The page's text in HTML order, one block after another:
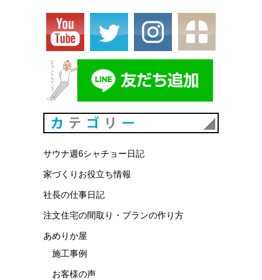
サウナ週6シャチョー日記
家づくりお役立ち情報
社長の仕事日記
注文住宅の間取り・プランの作り方
あめりか屋
施工事例
お客様の声